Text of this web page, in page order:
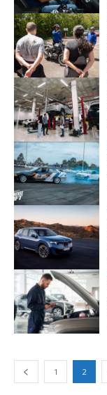
1 2